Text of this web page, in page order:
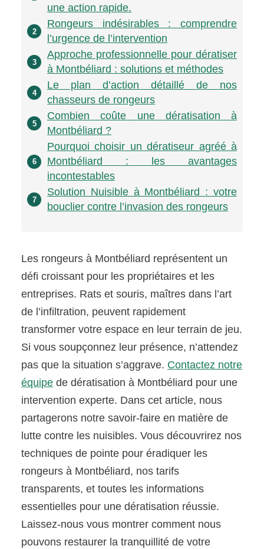
une action rapide.
2
Rongeurs indésirables : comprendre
l’urgence de l’intervention
3
Approche professionnelle pour dératiser
à Montbéliard : solutions et méthodes
4
Le plan d’action détaillé de nos
chasseurs de rongeurs
5
Combien coûte une dératisation à
Montbéliard ?
6
Pourquoi choisir un dératiseur agréé à
Montbéliard : les avantages
incontestables
7
Solution Nuisible à Montbéliard : votre
bouclier contre l’invasion des rongeurs
Les rongeurs à Montbéliard représentent un
défi croissant pour les propriétaires et les
entreprises. Rats et souris, maîtres dans l’art
de l’infiltration, peuvent rapidement
transformer votre espace en leur terrain de jeu.
Si vous soupçonnez leur présence, n’attendez
pas que la situation s’aggrave. Contactez notre
équipe de dératisation à Montbéliard pour une
intervention experte. Dans cet article, nous
partagerons notre savoir-faire en matière de
lutte contre les nuisibles. Vous découvrirez nos
techniques de pointe pour éradiquer les
rongeurs à Montbéliard, nos tarifs
transparents, et toutes les informations
essentielles pour une dératisation réussie.
Laissez-nous vous montrer comment nous
pouvons restaurer la tranquillité de votre